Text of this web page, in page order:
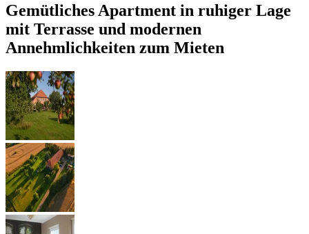
Gemütliches Apartment in ruhiger Lage
mit Terrasse und modernen
Annehmlichkeiten zum Mieten